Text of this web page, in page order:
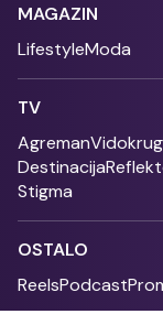
MAGAZIN
LifestyleModa
TV
AgremanVidokrug
Destinacija
Stigma
OSTALO
ReelsPodcast